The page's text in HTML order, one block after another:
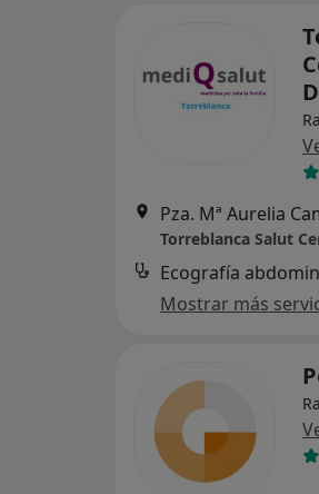
Torreblanca Salut
Ecografía
Mostrar más